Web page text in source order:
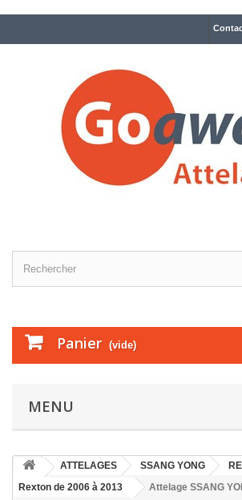
Panier (vide)
MENU
ATTELAGES SSANG YONG
Rexton de 2006 à 2013
Attelage SSANG